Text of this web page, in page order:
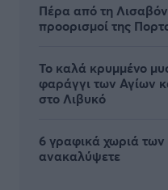
Πέρα από τη
προορισμοί της
Το καλά κρυμμένο
φαράγγι των Αγίων
στο Λιβυκό
6 γραφικά χωριά
ανακαλύψετε